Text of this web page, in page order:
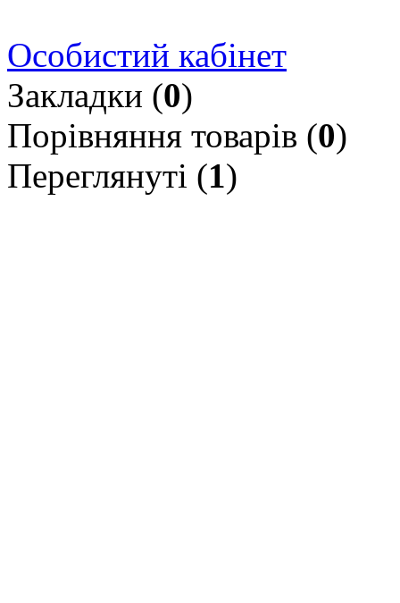
Особистий кабінет
Закладки (0)
Порівняння товарів (0)
Переглянуті (1)